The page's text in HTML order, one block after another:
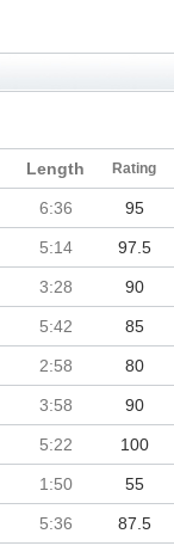
Length Rating
6:36 95
5:14 97.5
3:28 90
5:42 85
2:58 80
3:58 90
5:22 100
1:50 55
5:36 87.5